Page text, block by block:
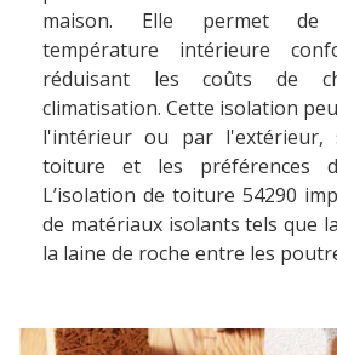
maison. Elle permet de
température intérieure
réduisant les coûts de
climatisation. Cette isolation
l'intérieur ou par l'extérieur,
toiture et les préférences
L’isolation de toiture 54290
de matériaux isolants tels que
la laine de roche entre les